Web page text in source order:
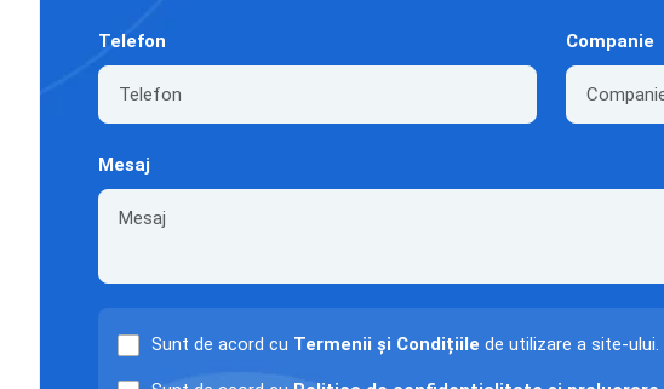
Telefon Companie
Mesaj
Sunt de acord cu Termenii și Condițiile de utilizare a site-ului.